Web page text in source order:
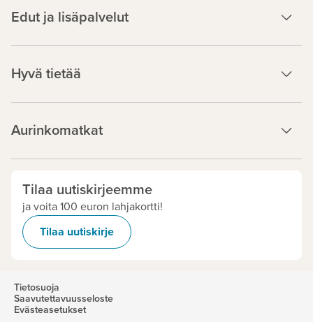
Edut ja lisäpalvelut
Hyvä tietää
Aurinkomatkat
Tilaa uutiskirjeemme
ja voita 100 euron lahjakortti!
Tilaa uutiskirje
Tietosuoja
Saavutettavuusseloste
Evästeasetukset